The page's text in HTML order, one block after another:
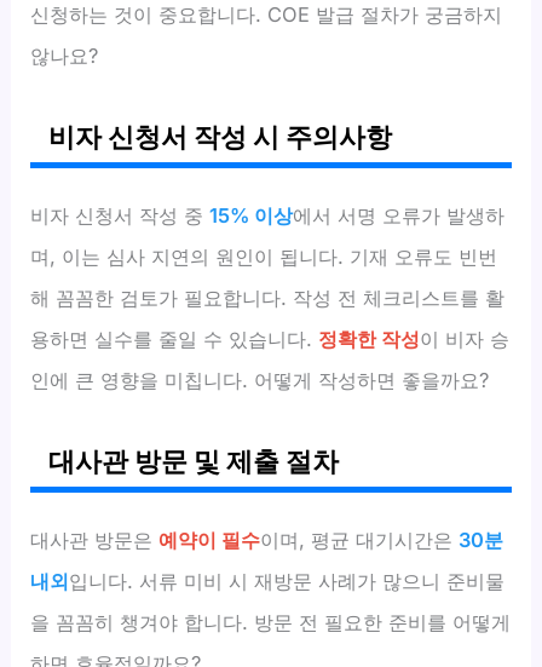
신청하는 것이 중요합니다. COE 발급 절차가 궁금하지
않나요?
비자 신청서 작성 시 주의사항
비자 신청서 작성 중15% 이상에서 서명 오류가 발생하
며, 이는 심사 지연의 원인이 됩니다. 기재 오류도 빈번
해 꼼꼼한 검토가 필요합니다. 작성 전 체크리스트를 활
용하면 실수를 줄일 수 있습니다. 정확한 작성이 비자 승
인에 큰 영향을 미칩니다. 어떻게 작성하면 좋을까요?
대사관 방문 및 제출 절차
대사관 방문은 예약이 필수이며, 평균 대기시간은 30분
내외입니다. 서류 미비 시 재방문 사례가 많으니 준비물
을 꼼꼼히 챙겨야 합니다. 방문 전 필요한 준비를 어떻게